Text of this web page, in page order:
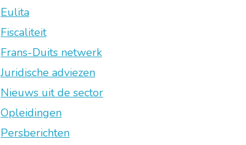
Eulita
Fiscaliteit
Frans-Duits netwerk
Juridische adviezen
Nieuws uit de sector
Opleidingen
Persberichten